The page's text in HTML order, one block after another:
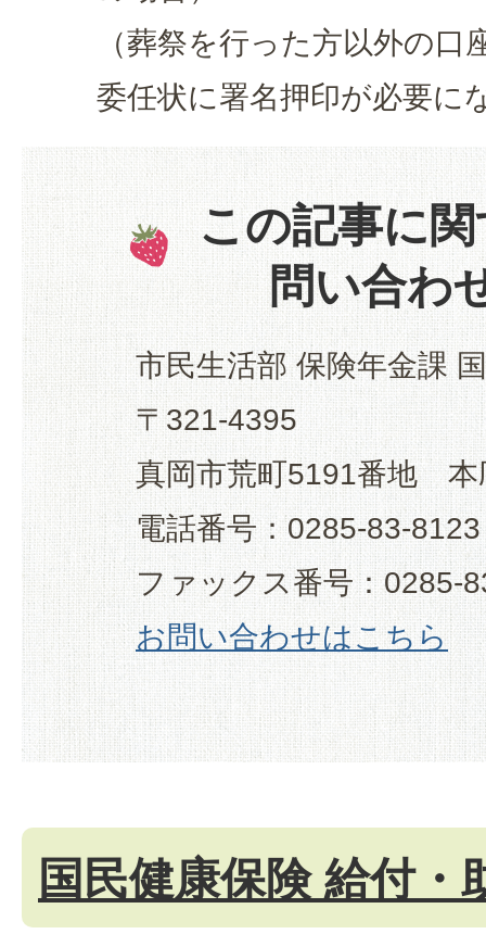
（葬祭を行った方以外の
委任状に署名押印が必要に
この記事に
問い合わ
市民生活部 保険年金課
〒321-4395
真岡市荒町5191番地 本
電話番号：0285-83-8123
ファックス番号：0285-
お問い合わせはこちら
国民健康保険 給付・